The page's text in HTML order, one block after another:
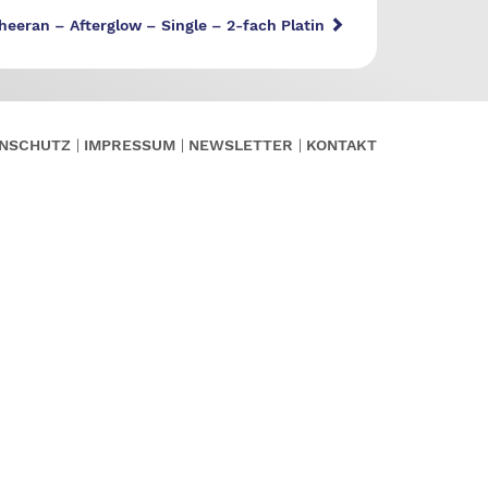
– Afterglow – Single – 2-fach Platin
IMPRESSUM NEWSLETTER KONTAKT